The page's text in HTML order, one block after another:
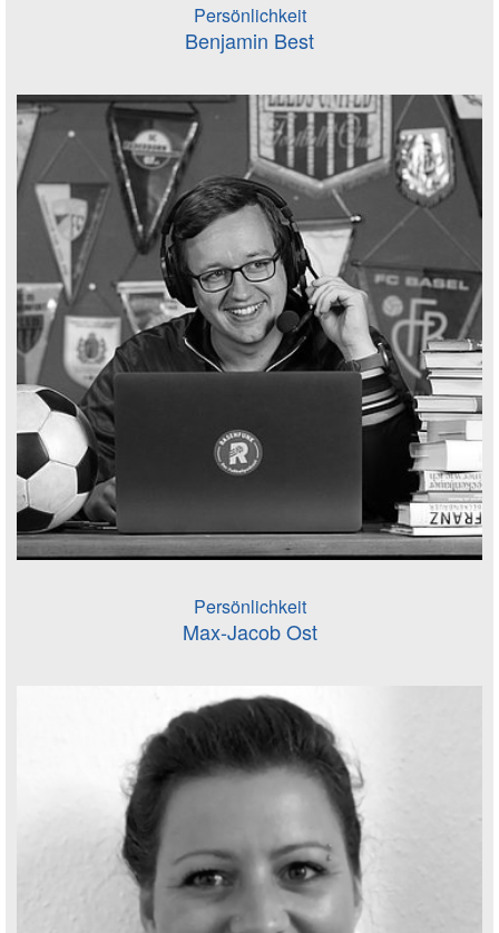
Persönlichkeit
Benjamin Best
Persönlichkeit
Max-Jacob Ost